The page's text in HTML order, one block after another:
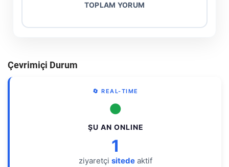
TOPLAM YORUM
Çevrimiçi Durum
🔄 REAL-TIME
●
ŞU AN ONLINE
1
ziyaretçi sitede aktif